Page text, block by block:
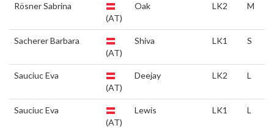
Rösner Sabrina
(AT)
Oak LK2 M
Sacherer Barbara
(AT)
Shiva LK1 S
Sauciuc Eva
(AT)
Deejay LK2 L
Sauciuc Eva
(AT)
Lewis LK1 L